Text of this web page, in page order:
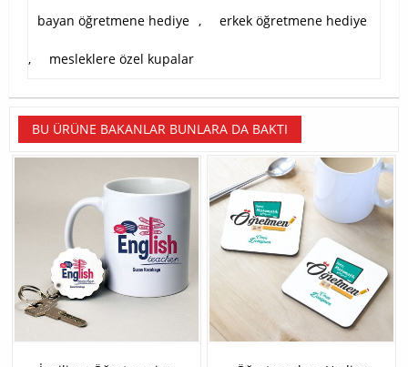
bayan öğretmene hediye , erkek öğretmene hediye
, mesleklere özel kupalar
BU ÜRÜNE BAKANLAR BUNLARA DA BAKTI